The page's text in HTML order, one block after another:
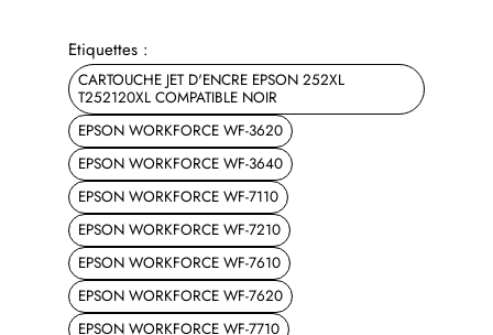
Etiquettes :
CARTOUCHE JET D'ENCRE EPSON 252XL
T252120XL COMPATIBLE NOIR
EPSON WORKFORCE WF-3620
EPSON WORKFORCE WF-3640
EPSON WORKFORCE WF-7110
EPSON WORKFORCE WF-7210
EPSON WORKFORCE WF-7610
EPSON WORKFORCE WF-7620
EPSON WORKFORCE WF-7710